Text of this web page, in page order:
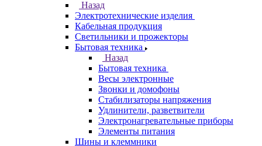
Назад
Электротехнические изделия
Кабельная продукция
Светильники и прожекторы
Бытовая техника
Назад
Бытовая техника
Весы электронные
Звонки и домофоны
Стабилизаторы напряжения
Удлинители, разветвители
Электронагревательные приборы
Элементы питания
Шины и клеммники